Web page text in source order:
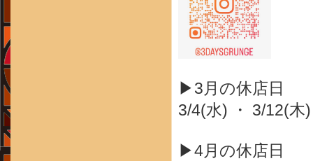
▶3月の休店日
3/4(水) ・ 3/12(木
▶4月の休店日